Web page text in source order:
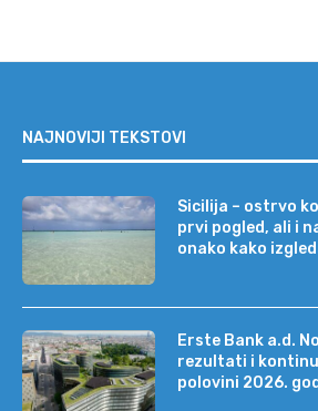
NAJNOVIJI TEKSTOVI
Sicilija – ostrvo
prvi pogled, ali i
onako kako
Erste Bank a.d.
rezultati i
polovini 2026.